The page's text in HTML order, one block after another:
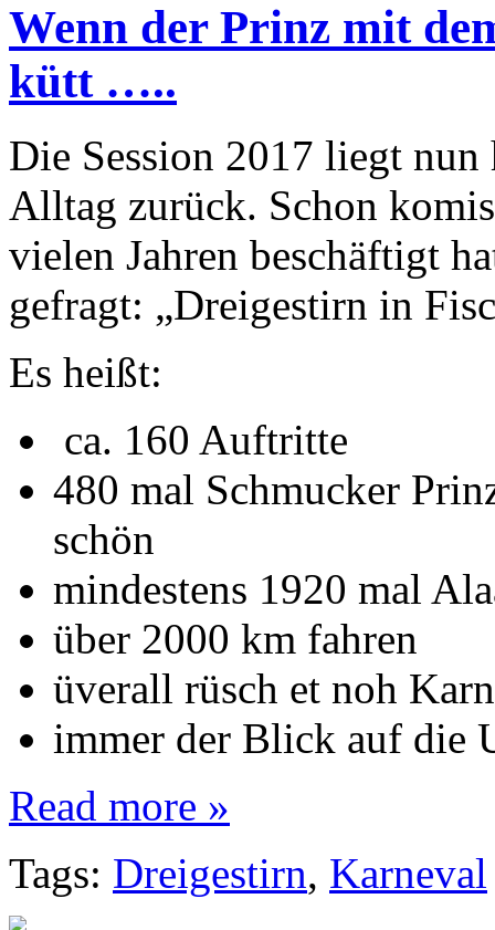
Wenn der Prinz mit
kütt …..
Die Session 2017 liegt
Alltag zurück. Schon
vielen Jahren beschäftigt
gefragt: „Dreigestirn in
Es heißt:
ca. 160 Auftritte
480 mal Schmucker
schön
mindestens 1920 mal
über 2000 km fahren
üverall rüsch et noh
immer der Blick auf die
Read more »
Tags: Dreigestirn, Karneval